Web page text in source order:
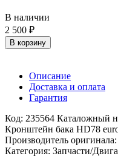
В наличии
2 500 ₽
В корзину
Описание
Доставка и оплата
Гарантия
Код: 235564 Каталожный
Кронштейн бака HD78
Производитель оригинала:
Категория: Запчасти/